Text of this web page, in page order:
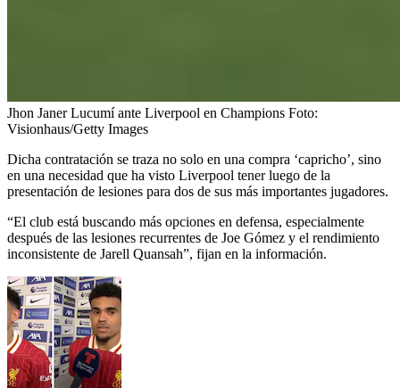
Jhon Janer Lucumí ante Liverpool en Champions Foto:
Visionhaus/Getty Images
Dicha contratación se traza no solo en una compra ‘capricho’, sino
en una necesidad que ha visto Liverpool tener luego de la
presentación de lesiones para dos de sus más importantes jugadores.
“El club está buscando más opciones en defensa, especialmente
después de las lesiones recurrentes de Joe Gómez y el rendimiento
inconsistente de Jarell Quansah”, fijan en la información.